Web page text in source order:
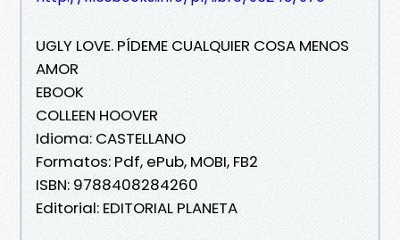
UGLY LOVE. PÍDEME CUALQUIER COSA MENOS
AMOR
EBOOK
COLLEEN HOOVER
Idioma: CASTELLANO
Formatos: Pdf, ePub, MOBI, FB2
ISBN: 9788408284260
Editorial: EDITORIAL PLANETA